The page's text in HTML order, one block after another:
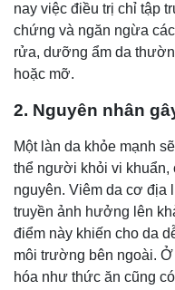
nay việc điều trị chỉ tập
chứng và ngăn ngừa
rửa, dưỡng ẩm da
hoặc mỡ.
2. Nguyên nhân
Một làn da khỏe mạnh
thể người khỏi vi khuẩn,
nguyên. Viêm da cơ địa
truyền ảnh hưởng lên
điểm này khiến cho da
môi trường bên ngoài.
hóa như thức ăn cũng